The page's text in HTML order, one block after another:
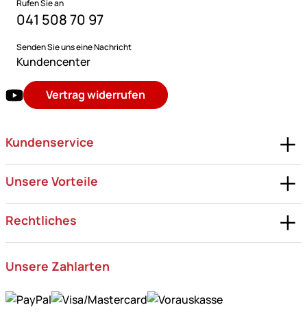
Rufen Sie an
041 508 70 97
Senden Sie uns eine Nachricht
Kundencenter
Vertrag widerrufen
Kundenservice
Unsere Vorteile
Rechtliches
Unsere Zahlarten